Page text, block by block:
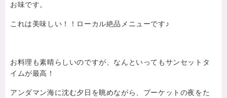
お味です。
これは美味しい！！ローカル絶品メニューです♪
お料理も素晴らしいのですが、なんといってもサンセットタ
イムが最高！
アンダマン海に沈む夕日を眺めながら、プーケットの夜をた